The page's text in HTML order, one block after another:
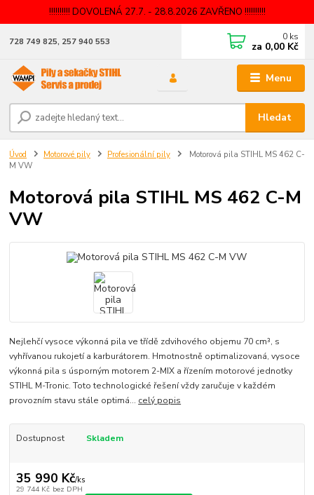
!!!!!!!!!! DOVOLENÁ 27.7. - 28.8.2026 ZAVŘENO !!!!!!!!!!
Menu
Hledat
728 749 825, 257 940 553 0 ks
za 0,00 Kč
Úvod Motorové pily Profesionální pily
Motorová pila STIHL MS 462 C-
M VW
Motorová pila STIHL MS 462 C-M
VW
Nejlehčí vysoce výkonná pila ve třídě zdvihového objemu 70 cm³, s
vyhřívanou rukojetí a karburátorem. Hmotnostně optimalizovaná, vysoce
výkonná pila s úsporným motorem 2-MIX a řízením motorové jednotky
STIHL M-Tronic. Toto technologické řešení vždy zaručuje v každém
provozním stavu stále optimá... celý popis
Dostupnost Skladem
35 990 Kč/ks
29 744 Kč bez DPH